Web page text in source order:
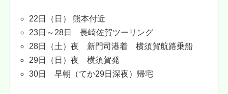
22日（日） 熊本付近
23日～28日 長崎佐賀ツーリング
28日（土）夜 新門司港着 横須賀航路乗船
29日（日）夜 横須賀発
30日 早朝（てか29日深夜）帰宅